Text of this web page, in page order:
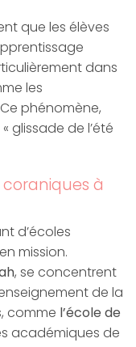
que les élèves
dans
les
phénomène,
glissade de l’été
à
d’écoles
mission.
, se concentrent
de la
comme l’école de
académiques de